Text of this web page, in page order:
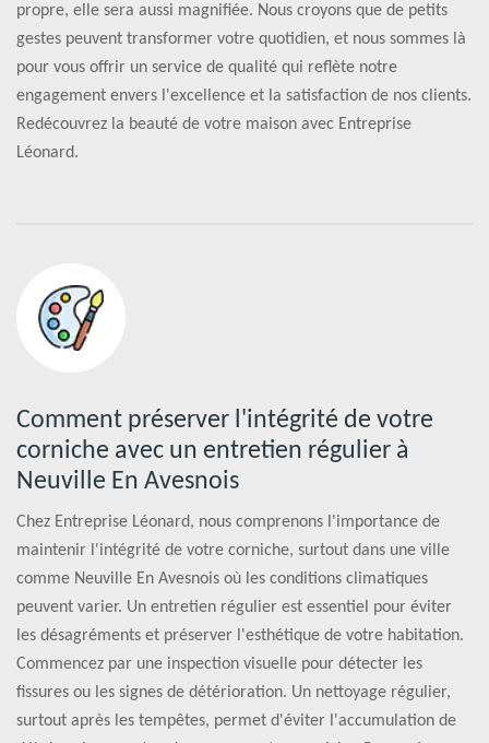
propre, elle sera aussi magnifiée. Nous croyons que de petits
gestes peuvent transformer votre quotidien, et nous sommes là
pour vous offrir un service de qualité qui reflète notre
engagement envers l'excellence et la satisfaction de nos clients.
Redécouvrez la beauté de votre maison avec Entreprise
Léonard.
Comment préserver l'intégrité de votre
corniche avec un entretien régulier à
Neuville En Avesnois
Chez Entreprise Léonard, nous comprenons l'importance de
maintenir l'intégrité de votre corniche, surtout dans une ville
comme Neuville En Avesnois où les conditions climatiques
peuvent varier. Un entretien régulier est essentiel pour éviter
les désagréments et préserver l'esthétique de votre habitation.
Commencez par une inspection visuelle pour détecter les
fissures ou les signes de détérioration. Un nettoyage régulier,
surtout après les tempêtes, permet d'éviter l'accumulation de